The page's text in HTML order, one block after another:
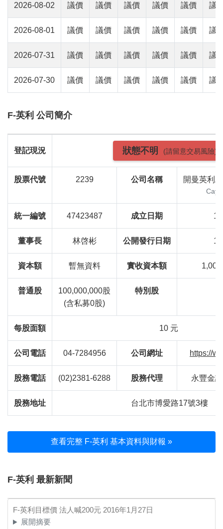
2026-08-02 議價 議價 議價 議價 議價 議
2026-08-01 議價 議價 議價 議價 議價 議
2026-07-31 議價 議價 議價 議價 議價 議
2026-07-30 議價 議價 議價 議價 議價 議
F-英利 公司簡介
登記現況 狀態不明 (請留意交易風險)
股票代號 2239 公司名稱 開曼英利
統一編號 47423487 成立日期
董事長 林啓彬 公開發行日期
資本額 暫無資料 實收資本額
普通股
100,000,000股
(含私募0股)
特別股
每股面額 10 元
公司電話 04-7284956 公司網址 https://
股務電話 (02)2381-6288 股務代理 永豐金
股務地址 台北市博愛路17號3樓
查看完整 F-英利 基本資料與財報 »
F-英利 最新新聞
F-英利目標價 法人喊200元 2016年1月27日
展開摘要